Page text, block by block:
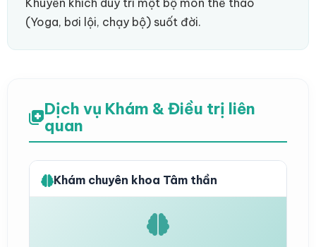
(Yoga, bơi lội, chạy bộ) suốt đời.
Dịch vụ Khám & Điều trị liên
quan
Khám chuyên khoa Tâm thần